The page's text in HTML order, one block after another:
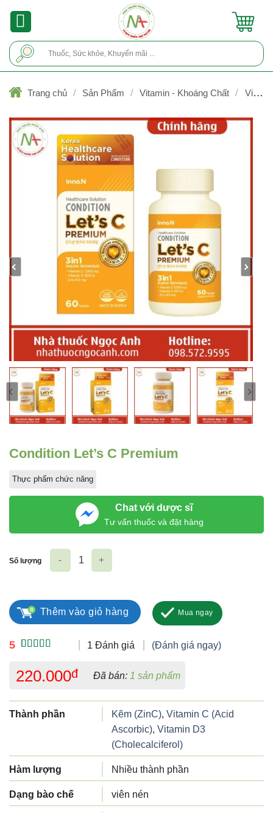
Trang chủ / Sản Phẩm / Vitamin - Khoáng Chất /
Condition Let’s C Premium
Thực phẩm chức năng
Chat với dược sĩ
Tư vấn thuốc và đặt hàng
5
đánh giá
1 Đánh giá (Đánh giá ngay)
220.000đ Đã bán: 1 sản phẩm
Thành phần Kẽm (ZinC), Vitamin C (Acid
Ascorbic), Vitamin D3
(Cholecalciferol)
Hàm lượng Nhiều thành phần
Dạng bào chế viên nén
Số lượng
Thêm vào giỏ hàng Mua ngay